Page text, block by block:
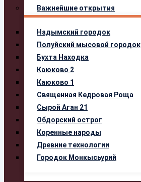
Важнейшие открытия
Надымский городок
Полуйский мысовой городок
Бухта Находка
Каюково 2
Каюково 1
Священная Кедровая Роща
Сырой Аган 21
Обдорский острог
Коренные народы
Древние технологии
Городок Монкысьурий